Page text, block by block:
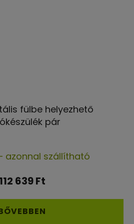
fülbe helyezhető
pár
termék
átlagos
5-
azonnal szállítható
112 639 Ft